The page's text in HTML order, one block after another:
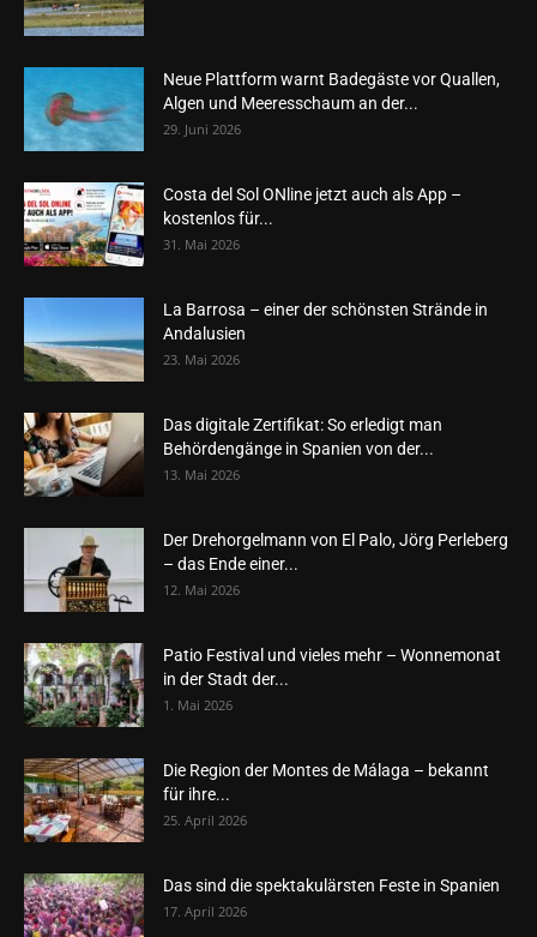
Neue Plattform warnt Badegäste vor Quallen,
Algen und Meeresschaum an der...
29. Juni 2026
Costa del Sol ONline jetzt auch als App –
kostenlos für...
31. Mai 2026
La Barrosa – einer der schönsten Strände in
Andalusien
23. Mai 2026
Das digitale Zertifikat: So erledigt man
Behördengänge in Spanien von der...
13. Mai 2026
Der Drehorgelmann von El Palo, Jörg Perleberg
– das Ende einer...
12. Mai 2026
Patio Festival und vieles mehr – Wonnemonat
in der Stadt der...
1. Mai 2026
Die Region der Montes de Málaga – bekannt
für ihre...
25. April 2026
Das sind die spektakulärsten Feste in Spanien
17. April 2026